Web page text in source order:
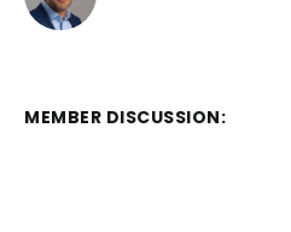
MEMBER DISCUSSION: